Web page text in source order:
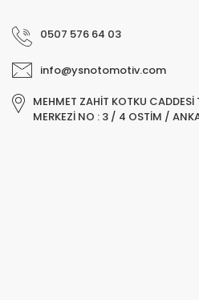
0507 576 64 03
info@ysnotomotiv.com
MEHMET ZAHİT KOTKU CADDESİ
MERKEZİ NO : 3 / 4 OSTİM /